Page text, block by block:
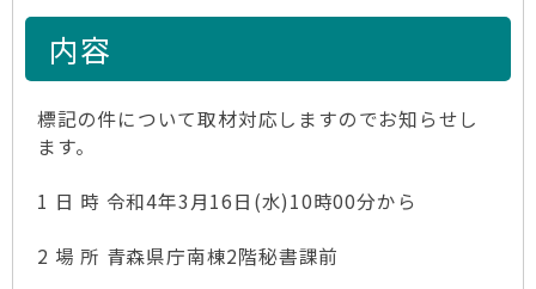
内容
標記の件について取材対応しますのでお知らせし
ます。
1 日 時 令和4年3月16日(水)10時00分から
2 場 所 青森県庁南棟2階秘書課前